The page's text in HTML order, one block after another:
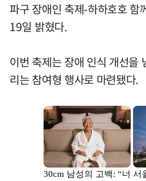
파구 장애인 축제-하하호호 함
19일 밝혔다.
이번 축제는 장애 인식 개선을
리는 참여형 행사로 마련됐다.